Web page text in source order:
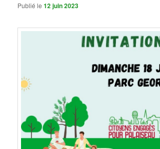
Publié le12 juin 2023